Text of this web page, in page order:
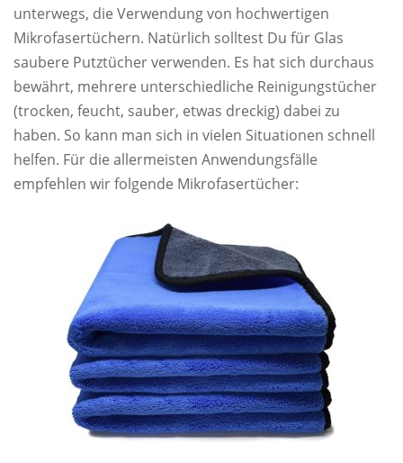
unterwegs, die Verwendung von hochwertigen
Mikrofasertüchern. Natürlich solltest Du für Glas
saubere Putztücher verwenden. Es hat sich durchaus
bewährt, mehrere unterschiedliche Reinigungstücher
(trocken, feucht, sauber, etwas dreckig) dabei zu
haben. So kann man sich in vielen Situationen schnell
helfen. Für die allermeisten Anwendungsfälle
empfehlen wir folgende Mikrofasertücher: